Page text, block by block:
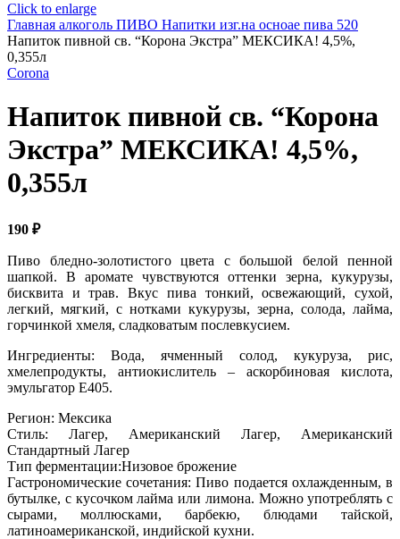
Click to enlarge
Главная алкоголь ПИВО Напитки изг.на осноае пива 520
Напиток пивной св. “Корона Экстра” МЕКСИКА! 4,5%,
0,355л
Corona
Напиток пивной св. “Корона
Экстра” МЕКСИКА! 4,5%,
0,355л
190 ₽
Пиво бледно-золотистого цвета с большой белой пенной
шапкой. В аромате чувствуются оттенки зерна, кукурузы,
бисквита и трав. Вкус пива тонкий, освежающий, сухой,
легкий, мягкий, с нотками кукурузы, зерна, солода, лайма,
горчинкой хмеля, сладковатым послевкусием.
Ингредиенты: Вода, ячменный солод, кукуруза, рис,
хмелепродукты, антиокислитель – аскорбиновая кислота,
эмульгатор Е405.
Регион: Мексика
Стиль: Лагер, Американский Лагер, Американский
Стандартный Лагер
Тип ферментации:Низовое брожение
Гастрономические сочетания: Пиво подается охлажденным, в
бутылке, с кусочком лайма или лимона. Можно употреблять с
сырами, моллюсками, барбекю, блюдами тайской,
латиноамериканской, индийской кухни.